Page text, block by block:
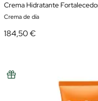
Crema de día
184,50 €